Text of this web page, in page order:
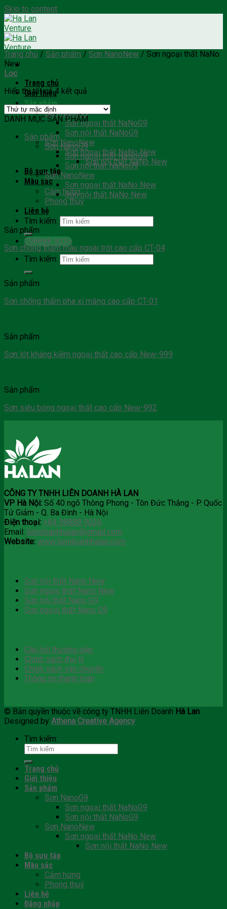
Skip to content
Trang chủ
Giới thiệu
Sản phẩm
Sơn NanoG9
Sơn ngoại thất NaNoG9
Sơn nội thất NaNoG9
Sơn NanoNew
Sơn ngoại thất NaNo New
Sơn nội thất NaNo New
Bộ sưu tập
Màu sắc
Cảm hứng
Phong thuỷ
Liên hệ
Tìm kiếm:
098888 9036
Tìm kiếm:
Trang chủ / Sản phẩm / Sơn NanoNew / Sơn ngoại thất NaNo
New
Lọc
Hiển thị tất cả 4 kết quả
DANH MỤC SẢN PHẨM
Sản phẩm
Sơn NanoG9
Sơn ngoại thất NaNoG9
Sơn nội thất NaNoG9
Sơn NanoNew
Sơn ngoại thất NaNo New
Sơn nội thất NaNo New
Sản phẩm
Sơn chống thấm màu ngoài trời cao cấp CT-04
Sản phẩm
Sơn chống thấm pha xi măng cao cấp CT-01
Sản phẩm
Sơn lót kháng kiềm ngoại thất cao cấp New-999
Sản phẩm
Sơn siêu bóng ngoại thất cao cấp New-992
CÔNG TY TNHH LIÊN DOANH HÀ LAN
VP Hà Nội: Số 40 ngõ Thông Phong - Tôn Đức Thắng - P. Quốc
Tử Giảm - Q. Ba Đình - Hà Nội
Điện thoại: +84 98888 9036
Email: liendoanhhalan@gmail.com
Website: www.liendoanhhalan.com
Sơn nội thất Nano New
Sơn ngoại thất Nano New
Sơn nội thất Nano G9
Sơn ngoại thất Nano G9
Câu hỏi thường gặp
Chính sách đại lý
Chính sách vận chuyển
Thông tin thanh toán
© Bản quyền thuộc về công ty TNHH Liên Doanh Hà Lan.
Designed by Athena Creative Agency
Tìm kiếm:
Trang chủ
Giới thiệu
Sản phẩm
Sơn NanoG9
Sơn ngoại thất NaNoG9
Sơn nội thất NaNoG9
Sơn NanoNew
Sơn ngoại thất NaNo New
Sơn nội thất NaNo New
Bộ sưu tập
Màu sắc
Cảm hứng
Phong thuỷ
Liên hệ
Đăng nhập